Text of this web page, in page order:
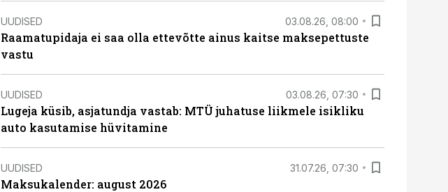
UUDISED 03.08.26, 08:00
Raamatupidaja ei saa olla ettevõtte ainus kaitse maksepettuste
vastu
UUDISED 03.08.26, 07:30
Lugeja küsib, asjatundja vastab: MTÜ juhatuse liikmele isikliku
auto kasutamise hüvitamine
UUDISED 31.07.26, 07:30
Maksukalender: august 2026